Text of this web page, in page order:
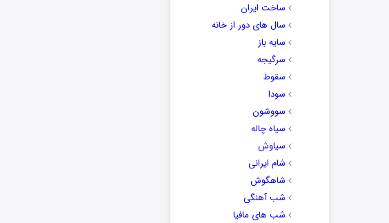
ساخت ایران
سال های دور از خانه
سایه باز
سرگیجه
سقوط
سودا
سووشون
سیاه چاله
سیاوش
شام ایرانی
شاهگوش
شب آهنگی
شب های مافیا